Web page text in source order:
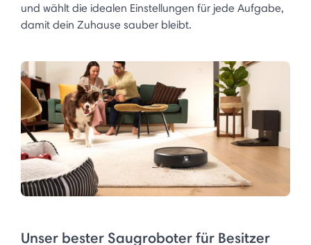
und wählt die idealen Einstellungen für jede Aufgabe,
damit dein Zuhause sauber bleibt.
Unser bester Saugroboter für Besitzer